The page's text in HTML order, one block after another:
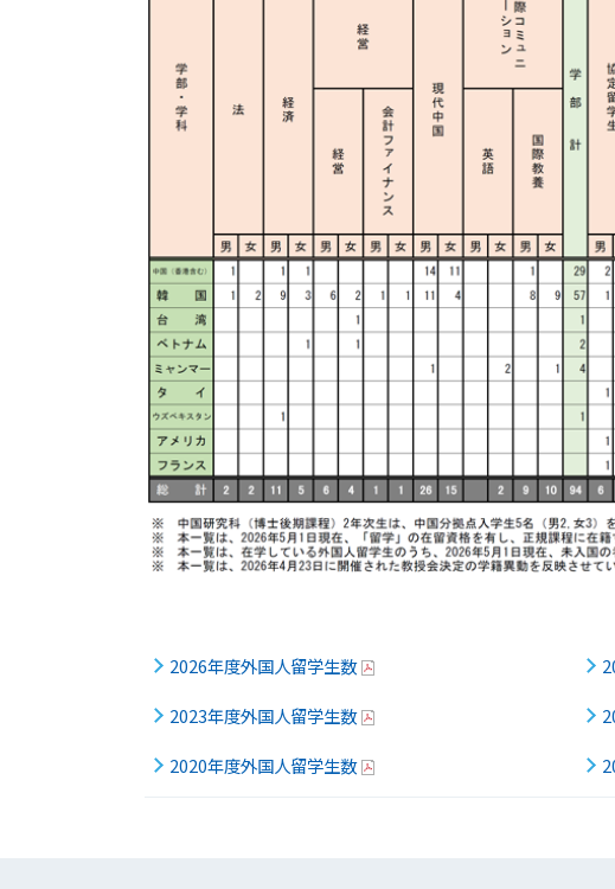
2026年度外国人留学生数
2023年度外国人留学生数
2020年度外国人留学生数